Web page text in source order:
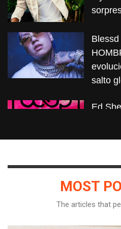
salto
Ed
MOST
The articles that